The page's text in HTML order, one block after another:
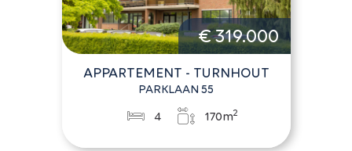
€ 319.000
APPARTEMENT - TURNHOUT
PARKLAAN 55
4 170m2